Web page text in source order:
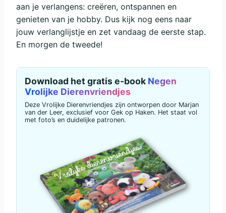
aan je verlangens: creëren, ontspannen en
genieten van je hobby. Dus kijk nog eens naar
jouw verlanglijstje en zet vandaag de eerste stap.
En morgen de tweede!
Download het gratis e-book Negen
Vrolijke Dierenvriendjes
Deze Vrolijke Dierenvriendjes zijn ontworpen door Marjan
van der Leer, exclusief voor Gek op Haken. Het staat vol
met foto’s en duidelijke patronen.